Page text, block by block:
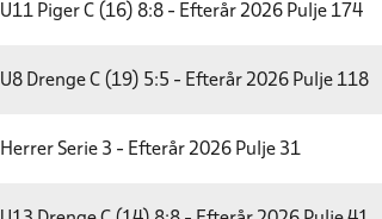
U11 Piger C (16) 8:8 - Efterår 2026 Pulje 174
U8 Drenge C (19) 5:5 - Efterår 2026 Pulje 118
Herrer Serie 3 - Efterår 2026 Pulje 31